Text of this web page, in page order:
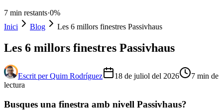
7 min restants·0%
Inici
Blog Les 6 millors finestres Passivhaus
Les 6 millors finestres Passivhaus
Escrit per Quim Rodríguez 18 de juliol del 2026 7 min de
lectura
Busques una finestra amb nivell Passivhaus?